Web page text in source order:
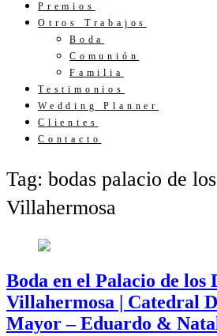
Premios
Otros Trabajos
Boda
Comunión
Familia
Testimonios
Wedding Planner
Clientes
Contacto
Tag: bodas palacio de
Villahermosa
Boda en el Palacio de los
Villahermosa | Catedral
Mayor – Eduardo &